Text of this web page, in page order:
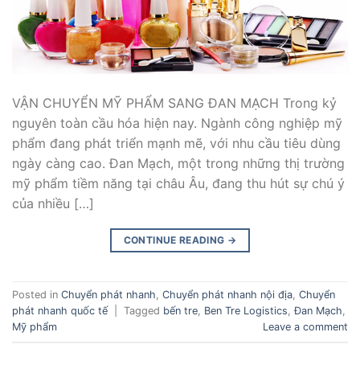
VẬN CHUYỂN MỸ PHẨM SANG ĐAN MẠCH Trong kỷ
nguyên toàn cầu hóa hiện nay. Ngành công nghiệp mỹ
phẩm đang phát triển mạnh mẽ, với nhu cầu tiêu dùng
ngày càng cao. Đan Mạch, một trong những thị trường
mỹ phẩm tiềm năng tại châu Âu, đang thu hút sự chú ý
của nhiều […]
CONTINUE READING →
Posted in Chuyển phát nhanh, Chuyển phát nhanh nội địa, Chuyển
phát nhanh quốc tế
Tagged bến tre, Ben Tre Logistics,Đan Mạch,
Mỹ phẩm
Leave a comment